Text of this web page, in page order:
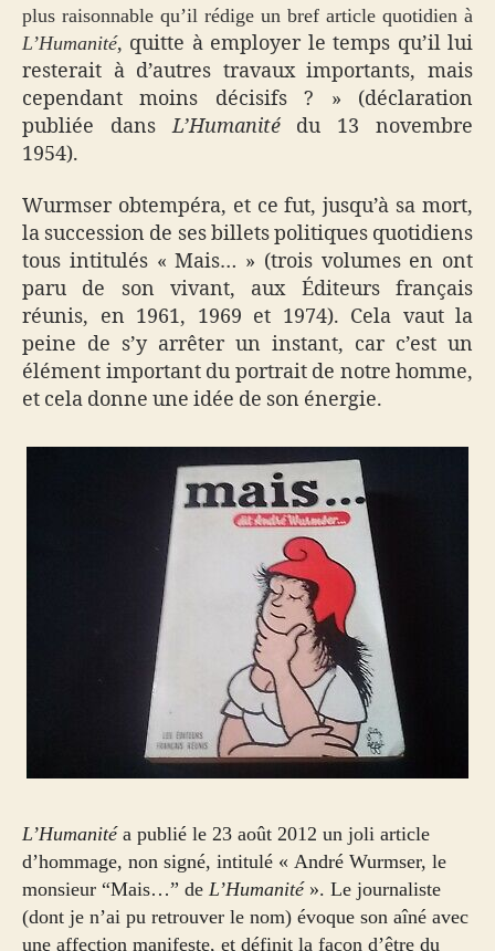
plus raisonnable qu’il rédige un bref article quotidien à
L’Humanité, quitte à employer le temps qu’il lui
resterait à d’autres travaux importants, mais
cependant moins décisifs ? » (déclaration
publiée dansL’Humanitédu 13 novembre
1954).
Wurmser obtempéra, et ce fut, jusqu’à sa mort,
la succession de ses billets politiques quotidiens
tous intitulés « Mais… » (trois volumes en ont
paru de son vivant, aux Éditeurs français
réunis, en 1961, 1969 et 1974). Cela vaut la
peine de s’y arrêter un instant, car c’est un
élément important du portrait de notre homme,
et cela donne une idée de son énergie.
L’Humanité a publié le 23 août 2012 un joli article
d’hommage, non signé, intitulé « André Wurmser, le
monsieur “Mais…” de L’Humanité». Le journaliste
(dont je n’ai pu retrouver le nom) évoque son aîné avec
une affection manifeste, et définit la façon d’être du